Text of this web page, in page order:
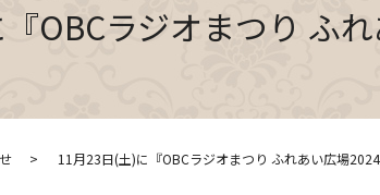
OBCラジオまつり ふ
11月23日(土)に『OBCラジオまつり ふれあい広場